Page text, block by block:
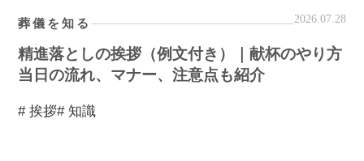
葬儀を知る 2026.07.28
精進落としの挨拶（例文付き）｜献杯のやり方
当日の流れ、マナー、注意点も紹介
# 挨拶# 知識